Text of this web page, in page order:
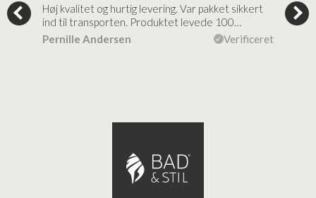
Høj kvalitet og hurtig levering. Var pakket sikkert
ind til transporten. Produktet levede 100…
Pernille Andersen
Verificeret